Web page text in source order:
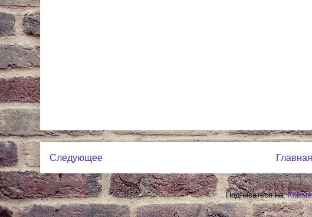
Следующее
Подписаться на: